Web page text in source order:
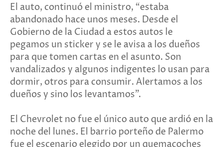
El auto, continuó el ministro, “estaba
abandonado hace unos meses. Desde el
Gobierno de la Ciudad a estos autos le
pegamos un sticker y se le avisa a los dueños
para que tomen cartas en el asunto. Son
vandalizados y algunos indigentes lo usan para
dormir, otros para consumir. Alertamos a los
dueños y sino los levantamos”.
El Chevrolet no fue el único auto que ardió en la
noche del lunes. El barrio porteño de Palermo
fue el escenario elegido por un quemacoches